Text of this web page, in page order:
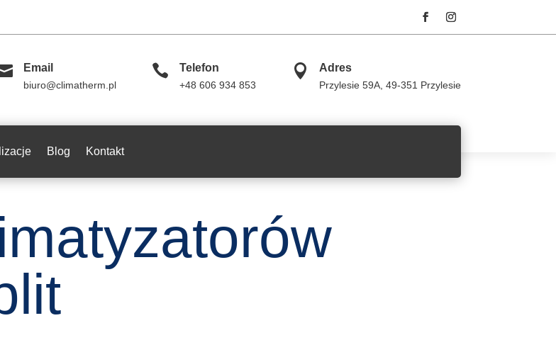
Email
biuro@climatherm.pl
 Telefon
+48 606 934 853
 Adres
Przylesie 59A, 49-351 Przylesie
Blog Kontakt